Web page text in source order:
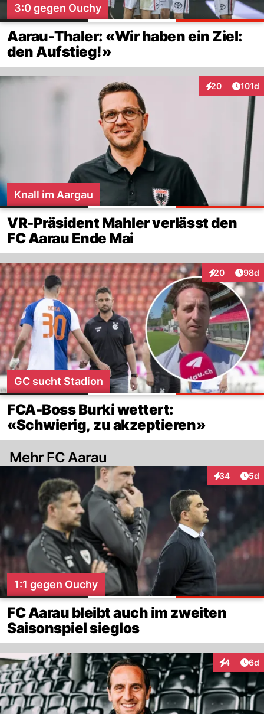
3:0 gegen Ouchy
Aarau-Thaler: «Wir haben ein Ziel:
den Aufstieg!»
20
Interaktionen
101d
Knall im Aargau
VR-Präsident Mahler verlässt den
FC Aarau Ende Mai
20
Interaktionen
98d
GC sucht Stadion
FCA-Boss Burki wettert:
«Schwierig, zu akzeptieren»
Mehr FC Aarau
34
Interaktionen
5d
1:1 gegen Ouchy
FC Aarau bleibt auch im zweiten
Saisonspiel sieglos
4 6d